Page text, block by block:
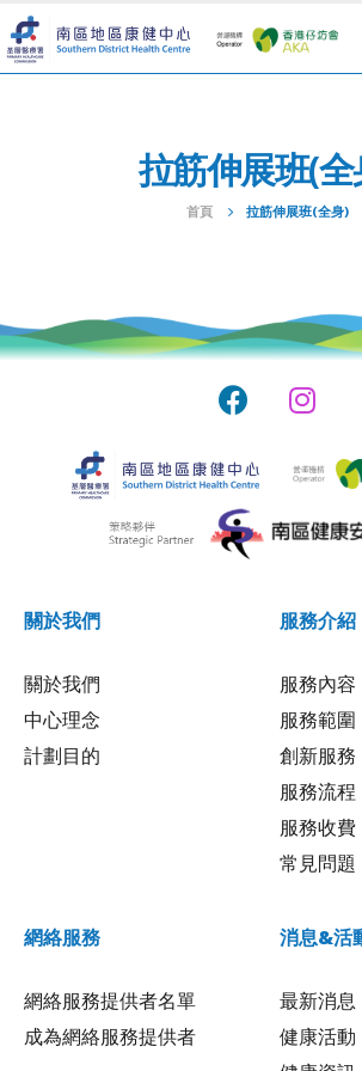
拉筋伸展班(全
首頁 拉筋伸展班(全身)
關於我們
關於我們
中心理念
計劃目的
服務介紹
服務內容
服務範圍
創新服務
服務流程
服務收費
常見問題
網絡服務
網絡服務提供者名單
成為網絡服務提供者
消息&活
最新消息
健康活動